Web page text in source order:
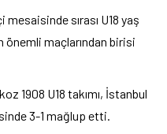
sırası U18 yaş
önemli maçlarından birisi
1908 U18 takımı, İstanbul
3-1 mağlup etti.